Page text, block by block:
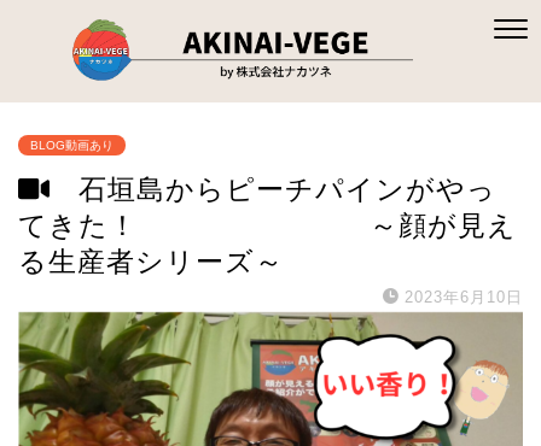
BLOG動画あり
石垣島からピーチパインがやっ
てきた！ ～顔が見え
る生産者シリーズ～
2023年6月10日